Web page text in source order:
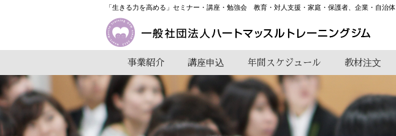
「生きる力を高める」セミナー・講座・勉強会 教育・対人支援・家庭・保護者、企業・自治体
事業紹介 講座申込 年間スケジュール 教材注文